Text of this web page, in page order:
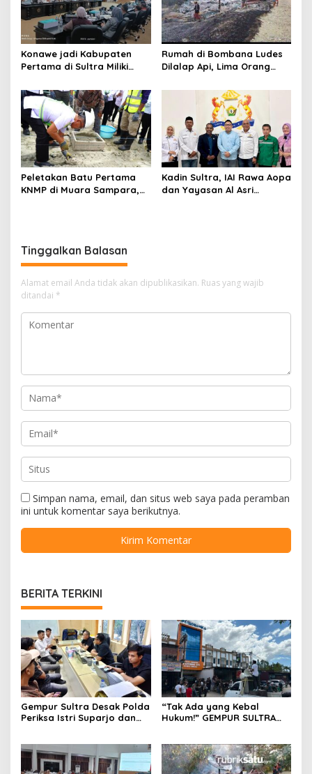
Konawe jadi Kabupaten
Pertama di Sultra Miliki
Digital, DPRD Restui
Anggaran Rp200 Juta
Rumah di Bombana Ludes
Dilalap Api, Lima Orang
Dunia
Peletakan Batu Pertama
KNMP di Muara Sampara,
Kadin Sultra, IAI Rawa Aopa
dan Yayasan Al Asri
Tinggalkan Balasan
Alamat email Anda tidak akan dipublikasikan. Ruas yang wajib
ditandai *
Simpan nama, email, dan situs web saya pada peramban
ini untuk komentar saya berikutnya.
BERITA TERKINI
Gempur Sultra Desak Polda
Periksa Istri Suparjo dan
“Tak Ada yang Kebal
Hukum!” GEMPUR SULTRA
Tadisangka, Siap Kuasai
Lahan Puuwatu